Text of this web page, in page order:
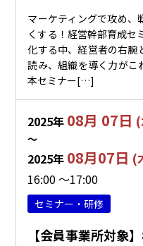
マーケティングで攻め、
くする！経営幹部育成セ
化する中、経営者の右腕
読み、組織を導く力がこ
本セミナー[…]
2025年 08月 07日
〜
2025年 08月07日 (
16:00 ～17:00
セミナー・研修
【会員事業所対象